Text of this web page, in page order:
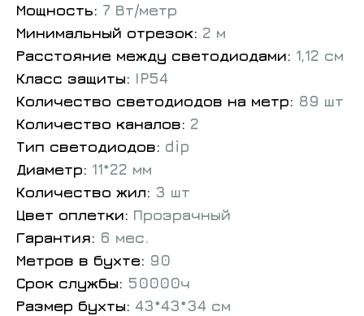
Мощность: 7 Вт/метр
Минимальный отрезок: 2 м
Расстояние между светодиодами: 1,12 см
Класс защиты: IP54
Количество светодиодов на метр: 89 шт
Количество каналов: 2
Тип светодиодов: dip
Диаметр: 11*22 мм
Количество жил: 3 шт
Цвет оплетки: Прозрачный
Гарантия: 6 мес.
Метров в бухте: 90
Срок службы: 50000ч
Размер бухты: 43*43*34 см